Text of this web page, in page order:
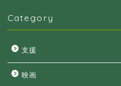
Category
支援
映画